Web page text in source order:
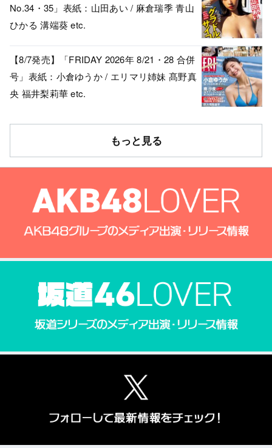
No.34・35」表紙：山田あい / 麻倉瑞季 青山
ひかる 溝端葵 etc.
【8/7発売】「FRIDAY 2026年 8/21・28 合併
号」表紙：小倉ゆうか / エリマリ姉妹 髙野真
央 福井梨莉華 etc.
もっと見る